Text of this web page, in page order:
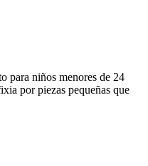
para niños menores de 24
por piezas pequeñas que